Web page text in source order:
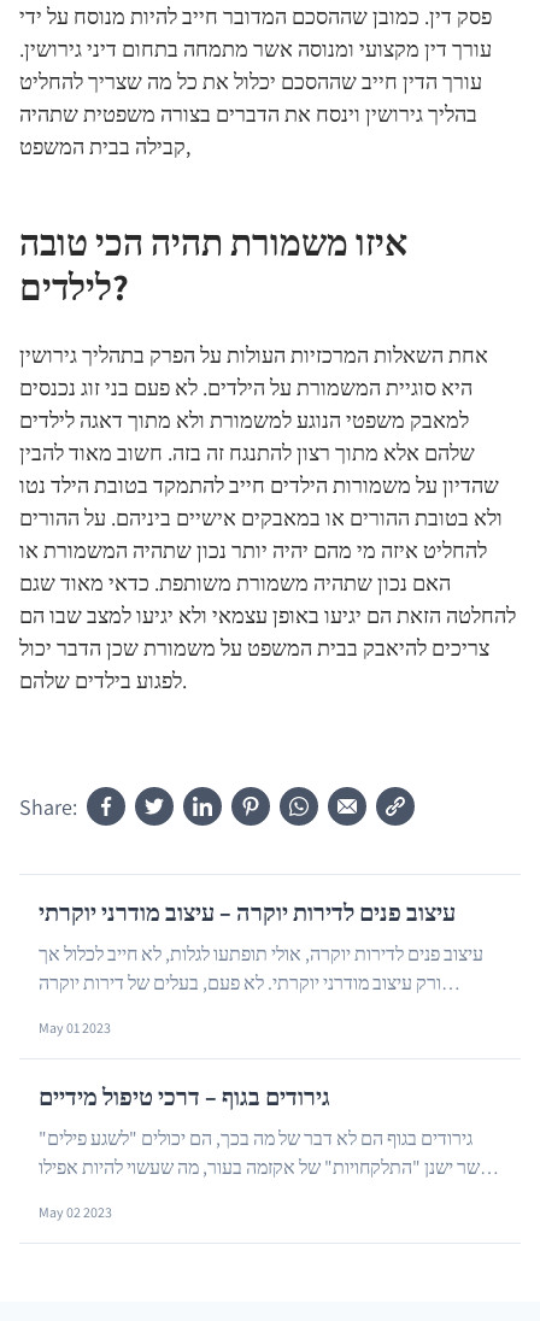
פסק דין. כמובן שההסכם המדובר חייב להיות מנוסח על ידי
עורך דין מקצועי ומנוסה אשר מתמחה בתחום דיני גירושין.
עורך הדין חייב שההסכם יכלול את כל מה שצריך להחליט
בהליך גירושין וינסח את הדברים בצורה משפטית שתהיה
קבילה בבית המשפט,
איזו משמורת תהיה הכי טובה
לילדים?
אחת השאלות המרכזיות העולות על הפרק בתהליך גירושין
היא סוגיית המשמורת על הילדים. לא פעם בני זוג נכנסים
למאבק משפטי הנוגע למשמורת ולא מתוך דאגה לילדים
שלהם אלא מתוך רצון להתנגח זה בזה. חשוב מאוד להבין
שהדיון על משמורות הילדים חייב להתמקד בטובת הילד נטו
ולא בטובת ההורים או במאבקים אישיים ביניהם. על ההורים
להחליט איזה מי מהם יהיה יותר נכון שתהיה המשמורת או
האם נכון שתהיה משמורת משותפת. כדאי מאוד שגם
להחלטה הזאת הם יגיעו באופן עצמאי ולא יגיעו למצב שבו הם
צריכים להיאבק בבית המשפט על משמורת שכן הדבר יכול
לפגוע בילדים שלהם.
Share:
עיצוב פנים לדירות יוקרה – עיצוב מודרני יוקרתי
עיצוב פנים לדירות יוקרה, אולי תופתעו לגלות, לא חייב לכלול אך
ורק עיצוב מודרני יוקרתי. לא פעם, בעלים של דירות יוקרה
May 01 2023
גירודים בגוף – דרכי טיפול מידיים
גירודים בגוף הם לא דבר של מה בכך, הם יכולים "לשגע פילים"
כאשר ישנן "התלקחויות" של אקזמה בעור, מה שעשוי להיות אפילו
May 02 2023